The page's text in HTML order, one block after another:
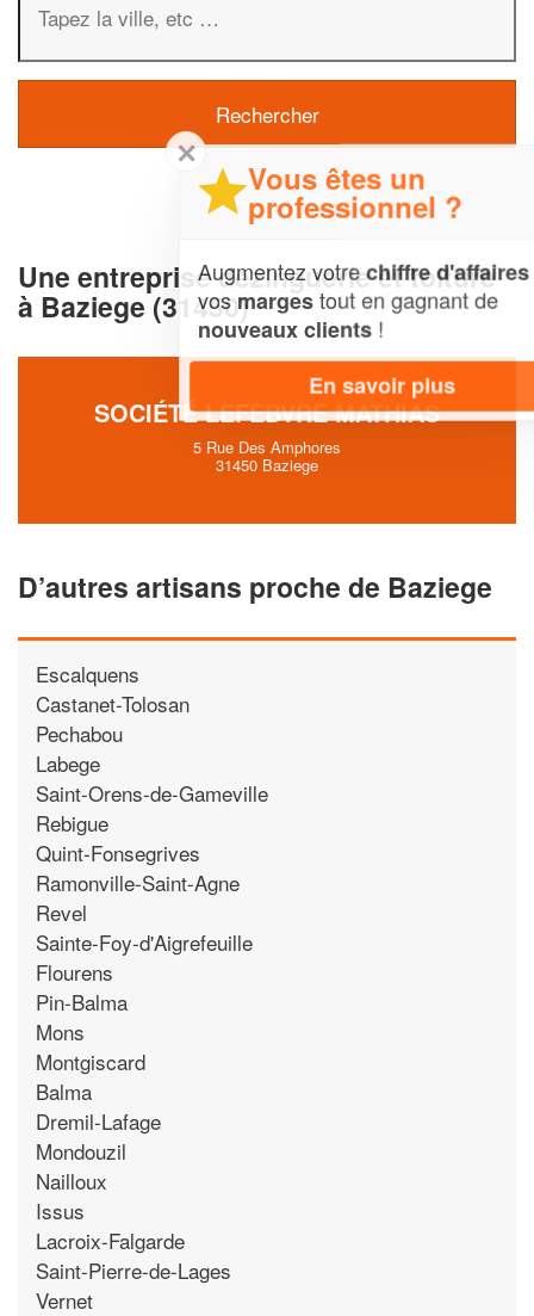
Une entreprise dezinguerie et toiture
à Baziege (31450)
SOCIÉTÉ LEFEBVRE MATHIAS
5 Rue Des Amphores
31450 Baziege
D’autres artisans proche de Baziege
Escalquens
Castanet-Tolosan
Pechabou
Labege
Saint-Orens-de-Gameville
Rebigue
Quint-Fonsegrives
Ramonville-Saint-Agne
Revel
Sainte-Foy-d'Aigrefeuille
Flourens
Pin-Balma
Mons
Montgiscard
Balma
Dremil-Lafage
Mondouzil
Nailloux
Issus
Lacroix-Falgarde
Saint-Pierre-de-Lages
Vernet
✕
Vous êtes un
professionnel ?
Augmentez votrechiffre d'affaireset
vos margestout en gagnant de
nouveaux clients!
En savoir plus